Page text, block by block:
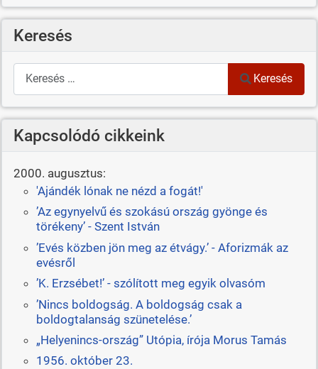
Keresés
Keresés
Keresés
Kapcsolódó cikkeink
2000. augusztus:
'Ajándék lónak ne nézd a fogát!'
’Az egynyelvű és szokású ország gyönge és
törékeny’ - Szent István
’Evés közben jön meg az étvágy.’ - Aforizmák az
evésről
’K. Erzsébet!’ - szólított meg egyik olvasóm
’Nincs boldogság. A boldogság csak a
boldogtalanság szünetelése.’
„Helyenincs-ország” Utópia, írója Morus Tamás
1956. október 23.